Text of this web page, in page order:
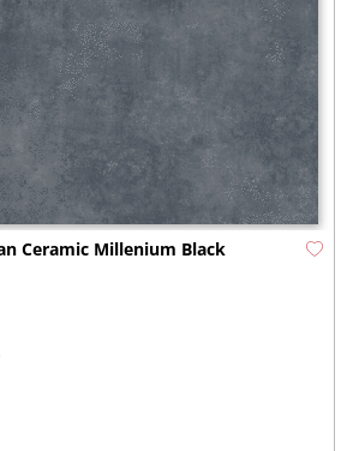
Ceramic Millenium Black